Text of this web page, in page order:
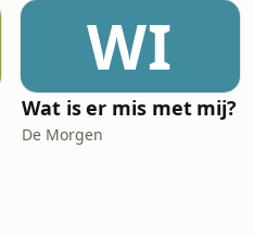
WI
Wat is er mis met mij?
De Morgen